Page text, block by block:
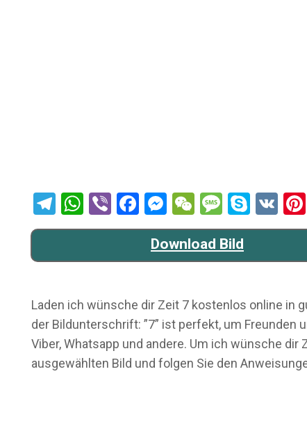
Telegram
WhatsApp
ViberFacebook
Messenger
WeChat
Message
Skype
VK
Download Bild
Laden ich wünsche dir Zeit 7 kostenlos online in
der Bildunterschrift: ”7” ist perfekt, um Freunden
Viber, Whatsapp und andere. Um ich wünsche
ausgewählten Bild und folgen Sie den